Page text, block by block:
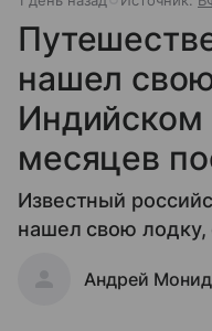
нашел
Индийском
месяцев
Известный
нашел свою лодку,
Андрей Монид